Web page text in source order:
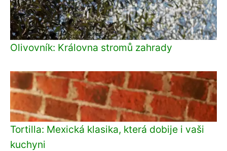
Olivovník: Královna stromů zahrady
Tortilla: Mexická klasika, která dobije i vaši
kuchyni